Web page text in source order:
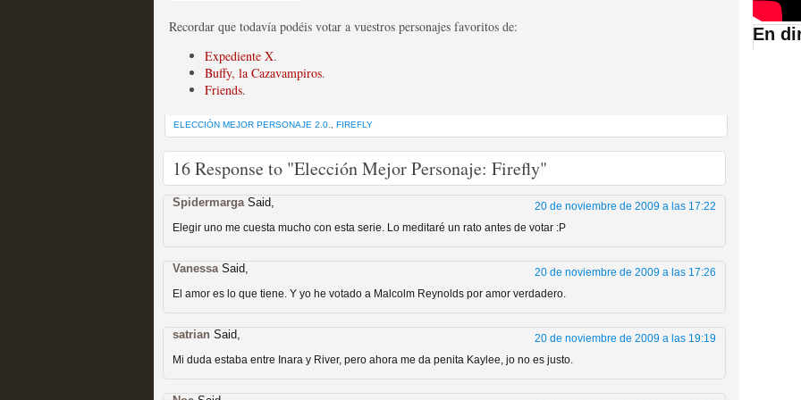
Mi experiencia como usuario de HBO España
MOLTISANTI
The Get Down o cómo acabar siendo una de las
series más caras de la historia
MOLTISANTI
Recomendación de la semana
Recordar que todavía podéis votar a vuestros personajes favoritos de:
Expediente X.
Buffy, la Cazavampiros.
Friends.
ELECCIÓN MEJOR PERSONAJE 2.0. FIREFLY
16 Response to "Elección Mejor Personaje: Firefly"
Spidermarga Said,
20 de noviembre de 2009 a las 17:22
Elegir uno me cuesta mucho con esta serie. Lo meditaré un rato antes de votar :P
Vanessa Said,
20 de noviembre de 2009 a las 17:26
El amor es lo que tiene. Y yo he votado a Malcolm Reynolds por amor verdadero.
satrian Said,
20 de noviembre de 2009 a las 19:19
Mi duda estaba entre Inara y River, pero ahora me da penita Kaylee, jo no es justo.
En